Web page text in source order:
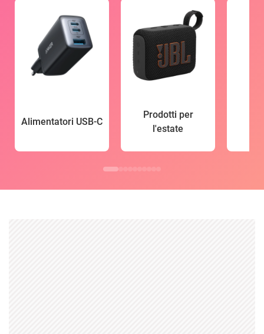
Alimentatori USB-C
Prodotti per
l'estate